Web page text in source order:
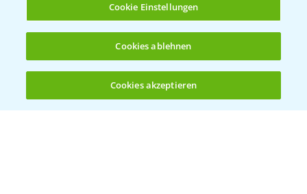
(noch 4)
Allgemeine Nutzungsbedingungen
Datenschutzerklärung
Impressum
Gebrauchshinweise
© Bayer CropScience Deutschland GmbH
Cookie Einstellungen
Cookies ablehnen
Cookies akzeptieren